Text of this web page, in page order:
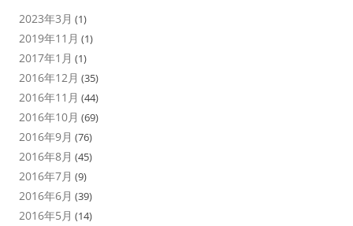
2023年3月 (1)
2019年11月 (1)
2017年1月 (1)
2016年12月 (35)
2016年11月 (44)
2016年10月 (69)
2016年9月 (76)
2016年8月 (45)
2016年7月 (9)
2016年6月 (39)
2016年5月 (14)